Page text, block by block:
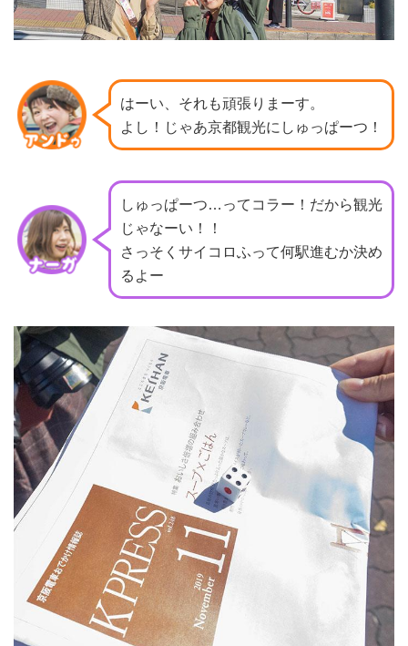
はーい、それも頑張りまーす。
よし！じゃあ京都観光にしゅっぱーつ！
しゅっぱーつ…ってコラー！だから観光
じゃなーい！！
さっそくサイコロふって何駅進むか決め
るよー